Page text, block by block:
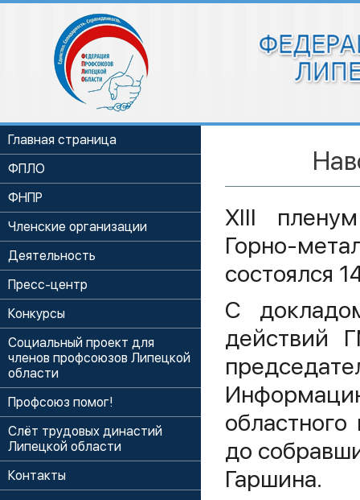
Главная страница
ФПЛО
ФНПР
Членские организации
Деятельность
Пресс-центр
Конкурсы
Социальный проект для
членов профсоюзов Липецкой
области
Профсоюз помог!
Слёт трудовых династий
Липецкой области
Контакты
XIII
Горно-
состоялся
С
действий
до
Гаршина.